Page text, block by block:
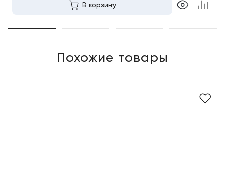
В корзину
Похожие товары